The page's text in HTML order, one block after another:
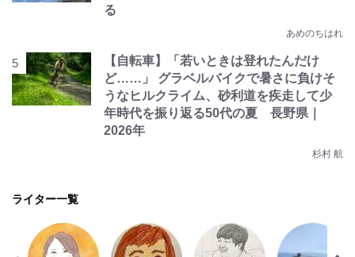
る
あめのちはれ
【自転車】「若いときは登れたんだけ
ど……」 グラベルバイクで暑さに負けそ
うなヒルクライム、砂利道を疾走して少
年時代を振り返る50代の夏 長野県｜
2026年
杉村 航
ライター一覧